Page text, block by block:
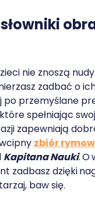
nie znoszą
zadbać o
po przemyślane
spełniając
zapewniają
zbiór
Kapitana Nauki.O
zadbasz dzięki
baw się.